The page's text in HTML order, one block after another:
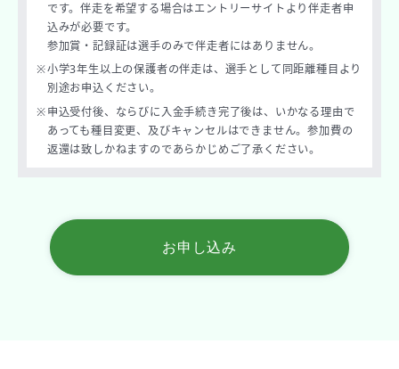
です。伴走を希望する場合はエントリーサイトより伴走者申
込みが必要です。
参加賞・記録証は選手のみで伴走者にはありません。
※⼩学3年生以上の保護者の伴⾛は、選手として同距離種目より
別途お申込ください。
※申込受付後、ならびに入金手続き完了後は、いかなる理由で
あっても種目変更、及びキャンセルはできません。参加費の
返還は致しかねますのであらかじめご了承ください。
お申し込み